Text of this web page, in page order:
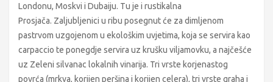
Londonu, Moskvi i Dubaiju. Tu je i rustikalna
Prosjača. Zaljubljenici u ribu posegnut će za dimljenom
pastrvom uzgojenom u ekološkim uvjetima, koja se servira kao
carpaccio te ponegdje servira uz krušku viljamovku, a najčešće
uz Zeleni silvanac lokalnih vinarija. Tri vrste korjenastog
povrća (mrkva, korijen peršina i korijen celera), tri vrste graha i